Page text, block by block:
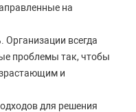
на
Организации всегда
проблемы так, чтобы
и
для решения